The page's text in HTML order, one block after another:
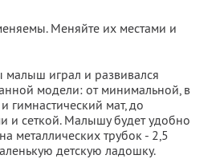
Меняйте их местами и
малыш играл и развивался
модели: от минимальной, в
гимнастический мат, до
и сеткой. Малышу будет удобно
металлических трубок - 2,5
детскую ладошку.